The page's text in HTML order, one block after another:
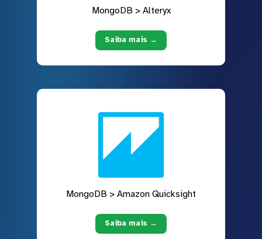
MongoDB > Alteryx
Saiba mais →
MongoDB > Amazon Quicksight
Saiba mais →